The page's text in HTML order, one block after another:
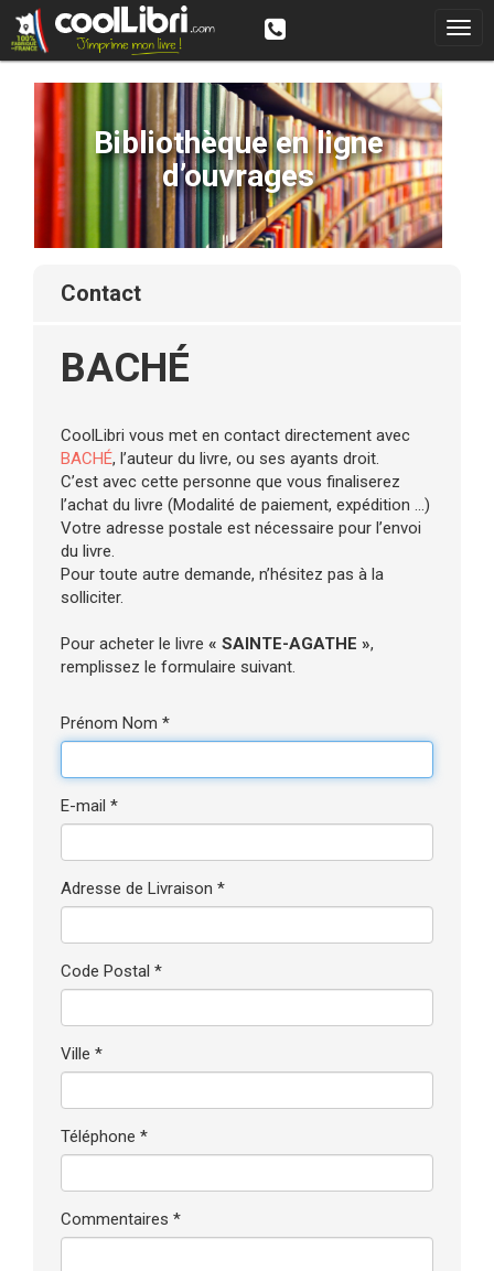
Bibliothèque en ligne
d’ouvrages
contact
BACHÉ
CoolLibri vous met en contact directement avec
BACHÉ, l’auteur du livre, ou ses ayants droit.
C’est avec cette personne que vous finaliserez
l’achat du livre (Modalité de paiement, expédition ...)
Votre adresse postale est nécessaire pour l’envoi
du livre.
Pour toute autre demande, n’hésitez pas à la
solliciter.
Pour acheter le livre « SAINTE-AGATHE »,
remplissez le formulaire suivant.
Prénom Nom *
E-mail *
Adresse de Livraison *
Code Postal *
Ville *
Téléphone *
Commentaires *